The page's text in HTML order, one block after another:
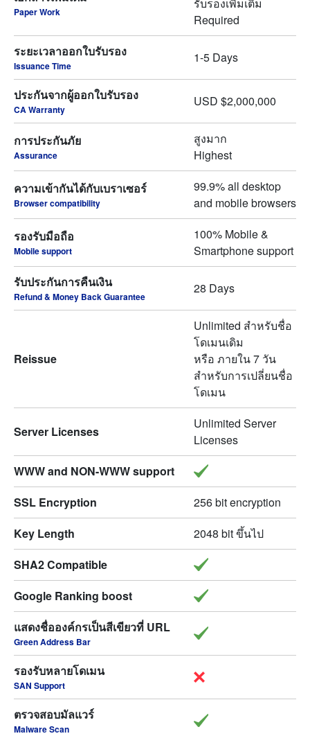
Paper Work
Required
ระยะเวลาออกใบรับรอง
Issuance Time
1-5 Days
ประกันจากผู้ออกใบรับรอง
CA Warranty
USD $2,000,000
การประกันภัย
Assurance
สูงมาก
Highest
ความเข้ากันได้กับเบราเซอร์
Browser compatibility
99.9% all desktop
and mobile browsers
รองรับมือถือ
Mobile support
100% Mobile &
Smartphone support
รับประกันการคืนเงิน
Refund & Money Back Guarantee
28 Days
Reissue
Unlimited สำหรับชื่อ
โดเมนเดิม
หรือ ภายใน 7 วัน
สำหรับการเปลี่ยนชื่อ
โดเมน
Server Licenses
Unlimited Server
Licenses
WWW and NON-WWW support
SSL Encryption
256 bit encryption
Key Length
2048 bit ขึ้นไป
SHA2 Compatible
Google Ranking boost
แสดงชื่อองค์กรเป็นสีเขียวที่ URL
Green Address Bar
รองรับหลายโดเมน
SAN Support
ตรวจสอบมัลแวร์
Malware Scan